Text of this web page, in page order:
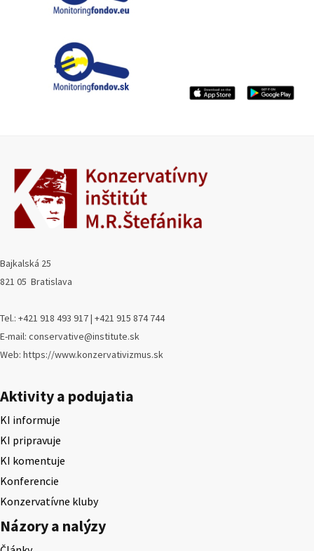
Bajkalská 25
821 05 Bratislava
Tel.: +421 918 493 917 | +421 915 874 744
E-mail: conservative@institute.sk
Web: https://www.konzervativizmus.sk
Aktivity a podujatia
KI informuje
KI pripravuje
KI komentuje
Konferencie
Konzervatívne kluby
Názory a nalýzy